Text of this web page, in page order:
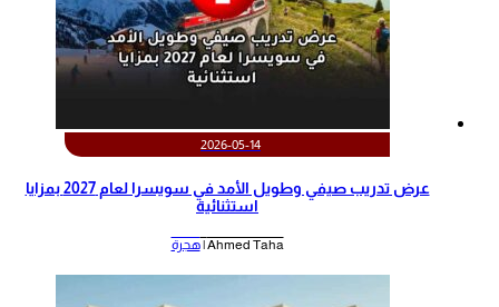
2026-05-14
عرض تدريب صيفي وطويل الأمد في سويسرا لعام 2027 بمزايا
استثنائية
Ahmed Taha | هجرة